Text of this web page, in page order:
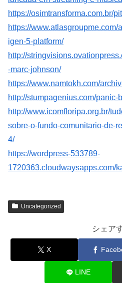
https://osimtransforma.com.br/
https://
igen-5-platform/
http://
-marc-johnson/
https://www.namtokh.com/
http://stumpagenius.com/panic-
http://www.icomfloripa.org.br/
sobre-o-fundo-comunitario-de-
4/
https://wordpress-533789-
1720363.cloudwaysapps.com/
Uncategorized
シェア
X
LINE